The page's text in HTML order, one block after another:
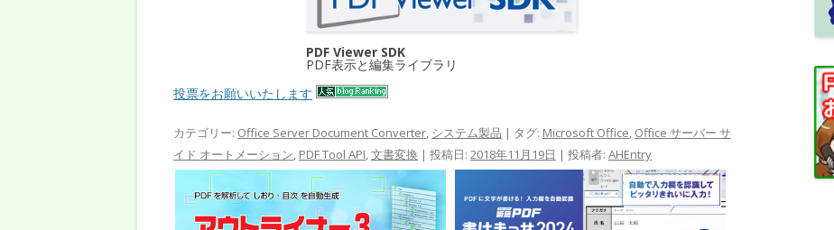
PDF Viewer SDK
PDF表示と編集ライブラリ
投票をお願いいたします
カテゴリー: Office Server Document Converter システム製品 | タグ: Microsoft Office Office サーバー サ
イド オートメーション PDF Tool API 文書変換 | 投稿日: 2018年11月19日 | 投稿者: AHEntry